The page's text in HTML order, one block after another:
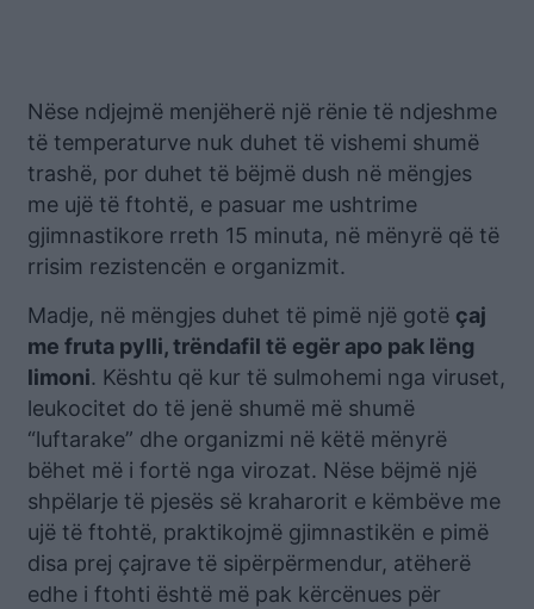
Nëse ndjejmë menjëherë një rënie të ndjeshme
të temperaturve nuk duhet të vishemi shumë
trashë, por duhet të bëjmë dush në mëngjes
me ujë të ftohtë, e pasuar me ushtrime
gjimnastikore rreth 15 minuta, në mënyrë që të
rrisim rezistencën e organizmit.
Madje, në mëngjes duhet të pimë një gotë çaj
me fruta pylli, trëndafil të egër apo pak lëng
limoni. Kështu që kur të sulmohemi nga viruset,
leukocitet do të jenë shumë më shumë
“luftarake” dhe organizmi në këtë mënyrë
bëhet më i fortë nga virozat. Nëse bëjmë një
shpëlarje të pjesës së kraharorit e këmbëve me
ujë të ftohtë, praktikojmë gjimnastikën e pimë
disa prej çajrave të sipërpërmendur, atëherë
edhe i ftohti është më pak kërcënues për